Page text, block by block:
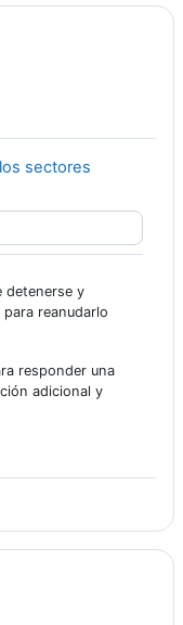
sectores
detenerse y
reanudarlo
responder una
adicional y